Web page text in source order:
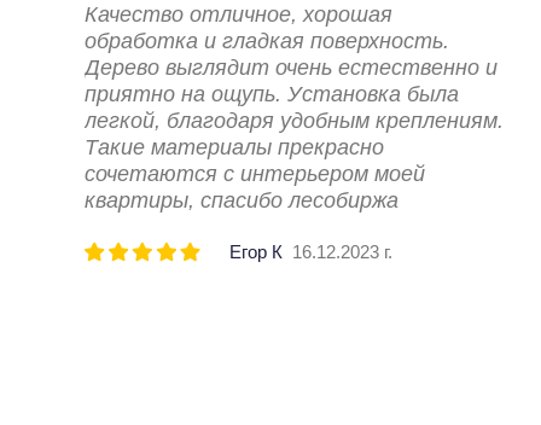
Качество отличное, хорошая
обработка и гладкая поверхность.
Дерево выглядит очень естественно и
приятно на ощупь. Установка была
легкой, благодаря удобным креплениям.
Такие материалы прекрасно
сочетаются с интерьером моей
квартиры, спасибо лесобиржа
Егор К 16.12.2023 г.